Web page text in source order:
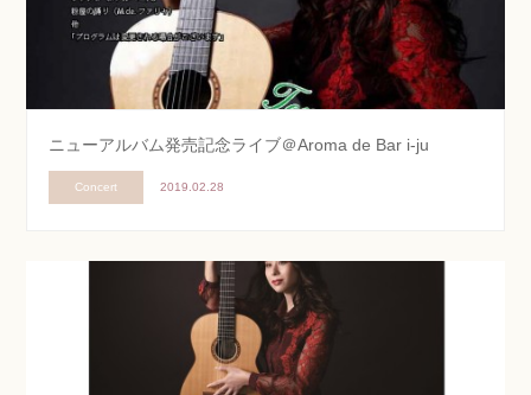
ニューアルバム発売記念ライブ＠Aroma de Bar i-ju
Concert 2019.02.28